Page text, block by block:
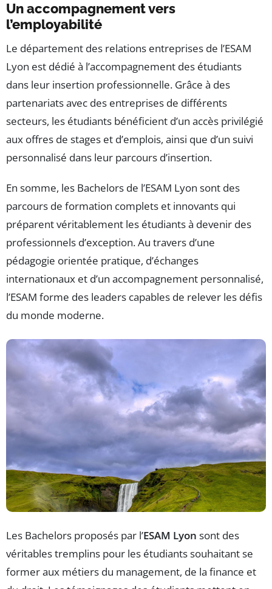
Un accompagnement vers
l’employabilité
Le département des relations entreprises de l’ESAM
Lyon est dédié à l’accompagnement des étudiants
dans leur insertion professionnelle. Grâce à des
partenariats avec des entreprises de différents
secteurs, les étudiants bénéficient d’un accès privilégié
aux offres de stages et d’emplois, ainsi que d’un suivi
personnalisé dans leur parcours d’insertion.
En somme, les Bachelors de l’ESAM Lyon sont des
parcours de formation complets et innovants qui
préparent véritablement les étudiants à devenir des
professionnels d’exception. Au travers d’une
pédagogie orientée pratique, d’échanges
internationaux et d’un accompagnement personnalisé,
l’ESAM forme des leaders capables de relever les défis
du monde moderne.
Les Bachelors proposés par l’ESAM Lyon sont des
véritables tremplins pour les étudiants souhaitant se
former aux métiers du management, de la finance et